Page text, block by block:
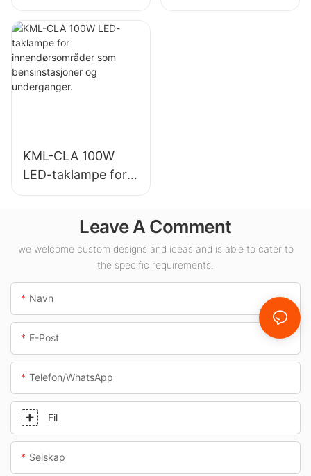
høybaylys for
industrianlegg,
lagerbygninger og
andre
innendørsbelysning
høybalys for
KML-CLA 100W
LED-taklampe for
innendørsområder
bensinstasjoner og
underganger.
Leave A Comment
we welcome custom designs and ideas and is able to cater to
the specific requirements.
Navn
E-Post
Telefon/whatsApp
Fil
Selskap